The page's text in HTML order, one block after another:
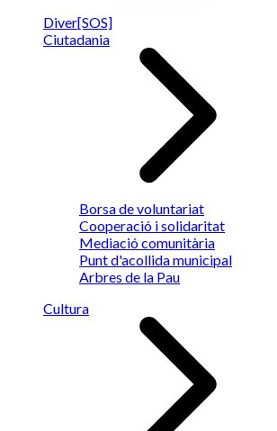
Diver[SOS]
Ciutadania
Borsa de voluntariat
Cooperació i solidaritat
Mediació comunitària
Punt d'acollida municipal
Arbres de la Pau
Cultura